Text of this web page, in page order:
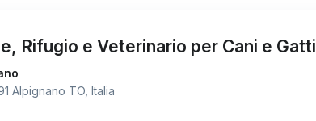
Rifugio e Veterinario per Cani e Gatti
Alpignano TO, Italia